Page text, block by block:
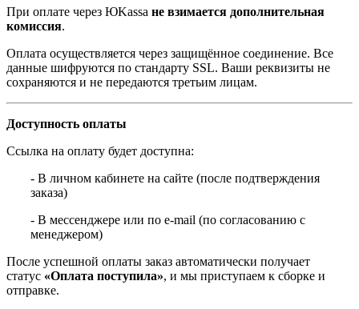
При оплате через ЮKassa не взимается дополнительная
комиссия.
Оплата осуществляется через защищённое соединение. Все
данные шифруются по стандарту SSL. Ваши реквизиты не
сохраняются и не передаются третьим лицам.
Доступность оплаты
Ссылка на оплату будет доступна:
- В личном кабинете на сайте (после подтверждения
заказа)
- В мессенджере или по e-mail (по согласованию с
менеджером)
После успешной оплаты заказ автоматически получает
статус «Оплата поступила», и мы приступаем к сборке и
отправке.